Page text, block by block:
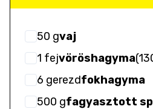
50 gvaj
1 fejvöröshagyma(
6 gerezdfokhagyma
500 gfagyasztott